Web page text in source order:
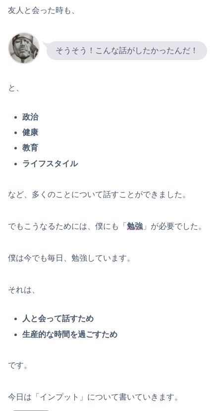
友人と会った時も、
そうそう！こんな話がしたかったんだ！
と、
政治
健康
教育
ライフスタイル
など、多くのことについて話すことができました。
でもこうなるためには、僕にも「 勉強 」が必要でした。
僕は今でも毎日、勉強しています。
それは、
人と会って話すため
生産的な時間を過ごすため
です。
今日は「インプット」について書いていきます。